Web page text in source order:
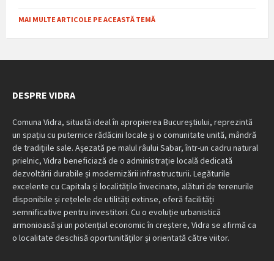
MAI MULTE ARTICOLE PE ACEASTĂ TEMĂ
DESPRE VIDRA
Comuna Vidra, situată ideal în apropierea Bucureștiului, reprezintă
un spațiu cu puternice rădăcini locale și o comunitate unită, mândră
de tradițiile sale. Așezată pe malul râului Sabar, într-un cadru natural
prielnic, Vidra beneficiază de o administrație locală dedicată
dezvoltării durabile și modernizării infrastructurii. Legăturile
excelente cu Capitala și localitățile învecinate, alături de terenurile
disponibile și rețelele de utilități extinse, oferă facilități
semnificative pentru investitori. Cu o evoluție urbanistică
armonioasă și un potențial economic în creștere, Vidra se afirmă ca
o localitate deschisă oportunităților și orientată către viitor.